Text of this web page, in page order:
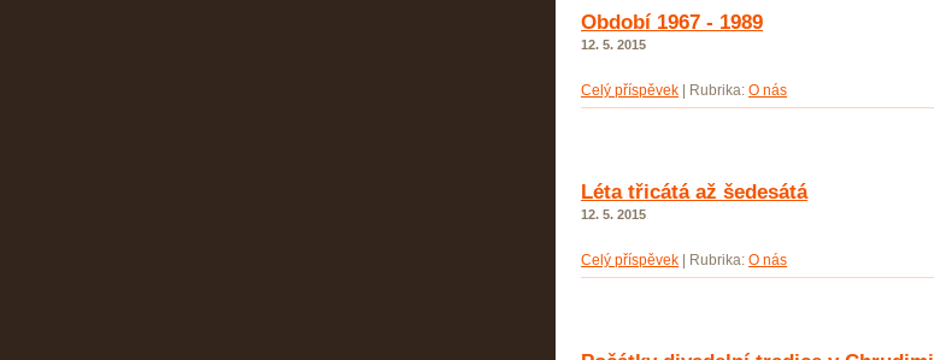
Období 1967 - 1989
12. 5. 2015
Celý příspěvek Rubrika: O nás
Léta třicátá až šedesátá
12. 5. 2015
Celý příspěvek Rubrika: O nás